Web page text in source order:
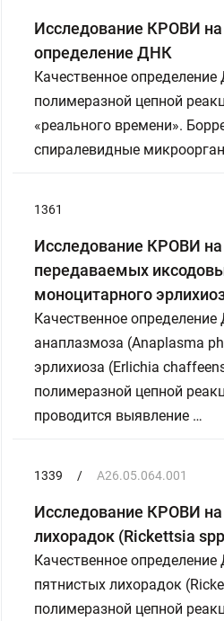
Исследование КРОВИ на
определение ДНК
Качественное
полимеразной цепной
«реального времени».
спиралевидные
1361
Исследование КРОВИ на
передаваемых
моноцитарного
Качественное
анаплазмоза (Anaplasma
эрлихиоза (Erlichia
полимеразной цепной
проводится выявление …
1339 / A26.05.064.001
Исследование КРОВИ
лихорадок (Rickettsiа
Качественное
пятнистых лихорадок
полимеразной цепной